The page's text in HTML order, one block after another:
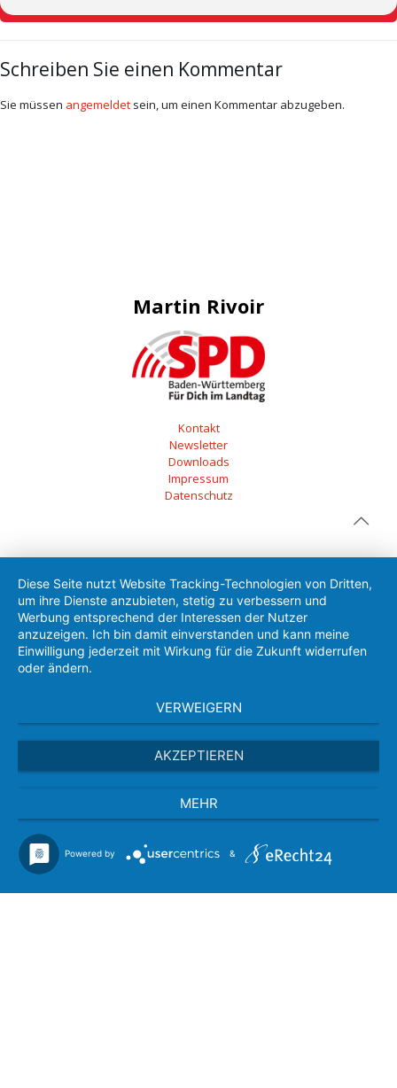
Schreiben Sie einen Kommentar
Sie müssen angemeldet sein, um einen Kommentar abzugeben.
Martin Rivoir
Kontakt
Newsletter
Downloads
Impressum
Datenschutz
Diese Seite nutzt Website Tracking-Technologien von Dritten,
um ihre Dienste anzubieten, stetig zu verbessern und
Werbung entsprechend der Interessen der Nutzer
anzuzeigen. Ich bin damit einverstanden und kann meine
Einwilligung jederzeit mit Wirkung für die Zukunft widerrufen
oder ändern.
VERWEIGERN
AKZEPTIEREN
MEHR
Powered by &